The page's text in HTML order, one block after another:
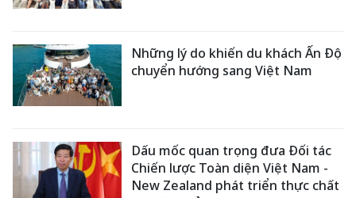
Những lý do khiến du khách Ấn Độ
chuyển hướng sang Việt Nam
Dấu mốc quan trọng đưa Đối tác
Chiến lược Toàn diện Việt Nam -
New Zealand phát triển thực chất